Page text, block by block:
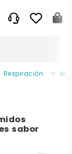
Respiración
sabor